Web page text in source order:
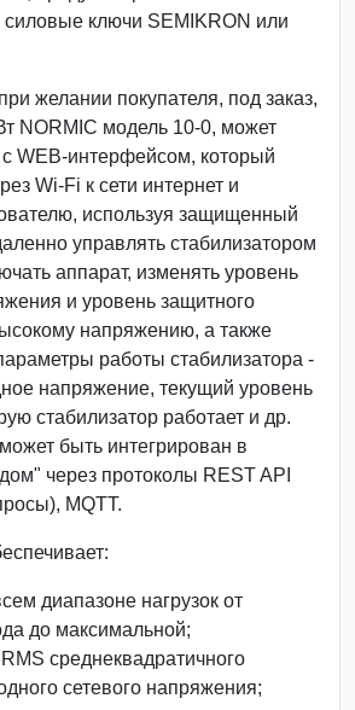
ключи SEMIKRON или
желании покупателя, под заказ,
NORMIC модель 10-0, может
с WEB-интерфейсом, который
Wi-Fi к сети интернет и
используя защищенный
управлять стабилизатором
аппарат, изменять уровень
и уровень защитного
напряжению, а также
работы стабилизатора -
напряжение, текущий уровень
стабилизатор работает и др.
быть интегрирован в
через протоколы REST API
MQTT.
диапазоне нагрузок от
до максимальной;
среднеквадратичного
сетевого напряжения;